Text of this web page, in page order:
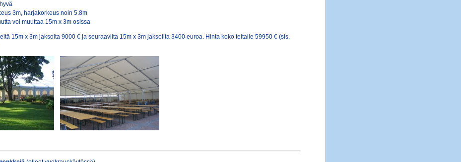
3m, harjakorkeus noin 5.8m
voi muuttaa 15m x 3m osissa
15m x 3m jaksolta 9000 € ja seuraavilta 15m x 3m jaksoilta 3400 euroa. Hinta koko teltalle 59950 € (sis.